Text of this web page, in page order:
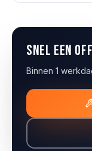
Snel een
Binnen 1